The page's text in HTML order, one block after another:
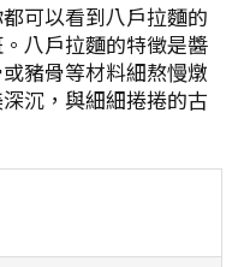
可以看到八戶拉麵的
八戶拉麵的特徵是醬
豬骨等材料細熬慢燉
沉，與細細捲捲的古